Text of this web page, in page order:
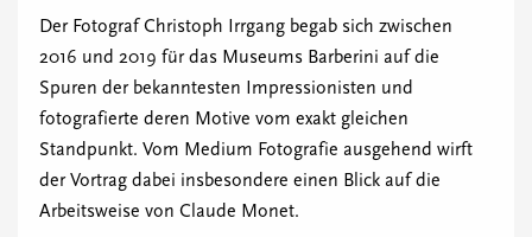
Der Fotograf Christoph Irrgang begab sich zwischen
2016 und 2019 für das Museums Barberini auf die
Spuren der bekanntesten Impressionisten und
fotografierte deren Motive vom exakt gleichen
Standpunkt. Vom Medium Fotografie ausgehend wirft
der Vortrag dabei insbesondere einen Blick auf die
Arbeitsweise von Claude Monet.